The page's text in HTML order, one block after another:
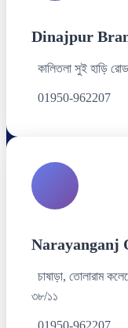
Dinajpur
কালিতলা সুই হাড়ি
01950-962207
Narayanganj
চাষাড়া, তোলারাম
৩৮/১১
01950-962207